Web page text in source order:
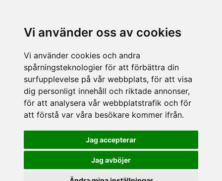
Vi använder oss av cookies
Vi använder cookies och andra
spårningsteknologier för att förbättra din
surfupplevelse på vår webbplats, för att visa
dig personligt innehåll och riktade annonser,
för att analysera vår webbplatstrafik och för
att förstå var våra besökare kommer ifrån.
Jag accepterar
Jag avböjer